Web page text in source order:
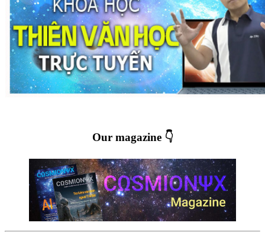
Our magazine 👇